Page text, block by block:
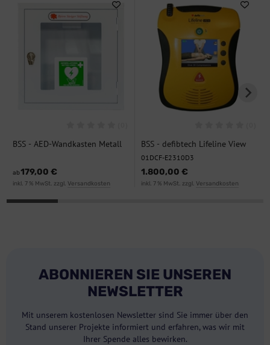
BSS - AED-Wandkasten Metall
ab179,00 €
inkl. 7 % MwSt. zzgl. Versandkosten
BSS - defibtech Lifeline View
AED 01DCF-E2310D3
01DCF-E2310D3
1.800,00 €
inkl. 7 % MwSt. zzgl. Versandkosten
ABONNIEREN SIE UNSEREN
NEWSLETTER
Mit unserem kostenlosen Newsletter sind Sie immer über den
Stand unserer Projekte informiert und erfahren, was wir mit
Ihrer Spende alles bewirken.